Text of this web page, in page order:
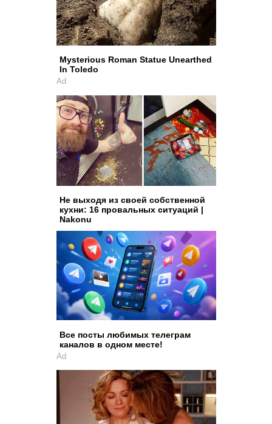
Mysterious Roman Statue Unearthed
In Toledo
Ad
Не выходя из своей собственной
кухни: 16 провальных ситуаций |
Nakonu
Все посты любимых телеграм
каналов в одном месте!
Ad